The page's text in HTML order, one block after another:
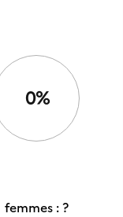
0%
femmes : ?